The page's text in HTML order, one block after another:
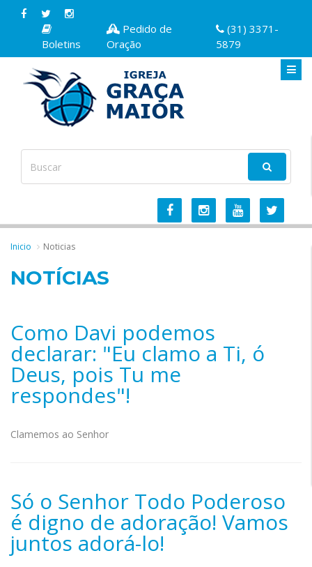
Boletins
Pedido de
Oração
(31) 3371-
5879
Inicio Noticias
NOTÍCIAS
Como Davi podemos
declarar: "Eu clamo a Ti, ó
Deus, pois Tu me
respondes"!
Clamemos ao Senhor
Só o Senhor Todo Poderoso
é digno de adoração! Vamos
juntos adorá-lo!